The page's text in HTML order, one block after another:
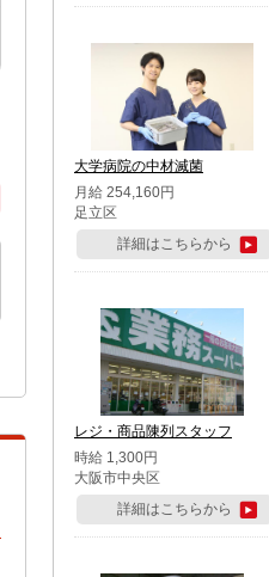
大学病院の中材滅菌
月給 254,160円
足立区
詳細はこちらから
レジ・商品陳列スタッフ
時給 1,300円
大阪市中央区
詳細はこちらから